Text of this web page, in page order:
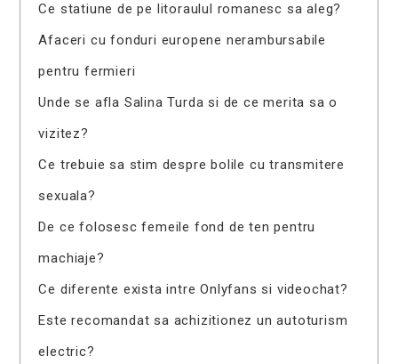
Ce statiune de pe litoraulul romanesc sa aleg?
Afaceri cu fonduri europene nerambursabile
pentru fermieri
Unde se afla Salina Turda si de ce merita sa o
vizitez?
Ce trebuie sa stim despre bolile cu transmitere
sexuala?
De ce folosesc femeile fond de ten pentru
machiaje?
Ce diferente exista intre Onlyfans si videochat?
Este recomandat sa achizitionez un autoturism
electric?